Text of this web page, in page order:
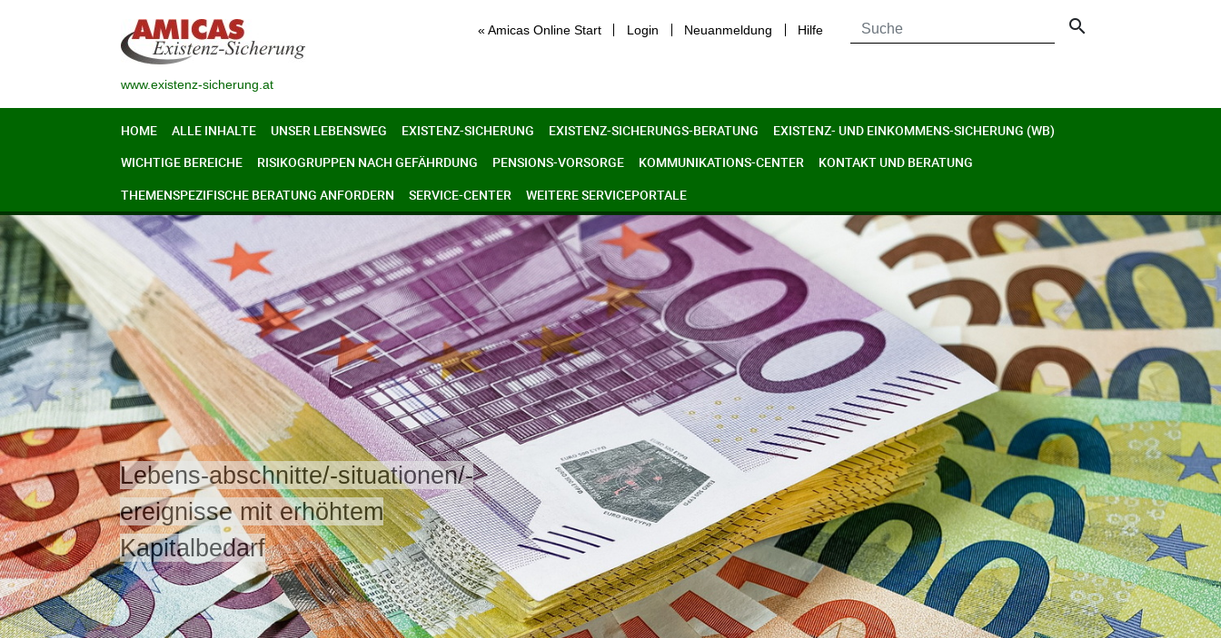
« Amicas Online Start Login Neuanmeldung Hilfe search
www.existenz-sicherung.at
HOME ALLE INHALTE UNSER LEBENSWEG EXISTENZ-SICHERUNG EXISTENZ-SICHERUNGS-BERATUNG
EXISTENZ- UND EINKOMMENS-SICHERUNG (WB)
WICHTIGE BEREICHE
RISIKOGRUPPEN NACH GEFÄHRDUNG PENSIONS-VORSORGE KOMMUNIKATIONS-CENTER
KONTAKT UND BERATUNG
THEMENSPEZIFISCHE BERATUNG ANFORDERN
SERVICE-CENTER WEITERE SERVICEPORTALE
Lebens-abschnitte/-situationen/-
ereignisse mit erhöhtem
Kapitalbedarf